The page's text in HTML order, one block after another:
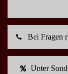
Bei Fragen
Unter